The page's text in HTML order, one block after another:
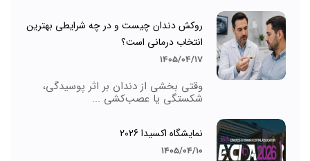
روکش دندان چیست و در چه شرایطی بهترین
انتخاب درمانی است؟
1405/04/17
وقتی بخشی از دندان بر اثر پوسیدگی،
شکستگی یا عصب‌کشی ...
نمایشگاه اکسیدا 2026
1405/04/10